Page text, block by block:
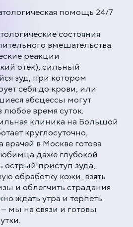
помощь 24/7
состояния
вмешательства.
реакции
отек), сильный
зуд, при котором
себя до крови, или
абсцессы могут
любое время суток.
клиника на Большой
круглосуточно.
в Москве готова
даже глубокой
острый приступ зуда,
обработку кожи, взять
и облегчить страдания
ждать утра и терпеть
мы на связи и готовы